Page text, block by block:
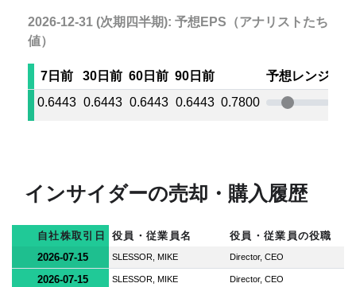
2026-12-31 (次期四半期): 予想EPS（アナリストたちの平
値）
7日前 30日前 60日前 90日前
予想レンジ
0.6443 0.6443 0.6443 0.6443 0.7800
インサイダーの売却・購入履歴
自社株取引日 役員・従業員名
役員・従業員の役職
2026-07-15
SLESSOR, MIKE Director, CEO
2026-07-15 SLESSOR, MIKE Director, CEO